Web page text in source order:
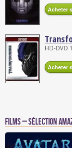
Acheter
HD-DVD
Acheter
Films – Sélection